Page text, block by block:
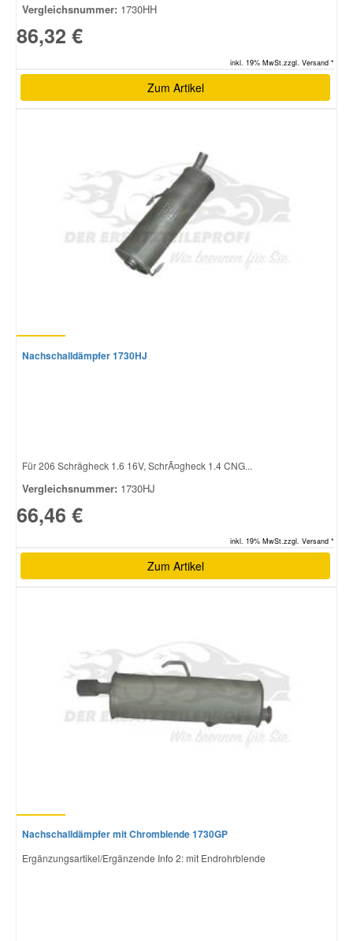
Vergleichsnummer: 1730HH
86,32 €
inkl. 19% MwSt.zzgl. Versand *
Zum Artikel
Nachschalldämpfer 1730HJ
Für 206 Schrägheck 1.6 16V, SchrÃ¤gheck 1.4 CNG...
Vergleichsnummer: 1730HJ
66,46 €
inkl. 19% MwSt.zzgl. Versand *
Zum Artikel
Nachschalldämpfer mit Chromblende 1730GP
Ergänzungsartikel/Ergänzende Info 2: mit Endrohrblende
Toyota Ersatzteile
Volvo Ersatzteile